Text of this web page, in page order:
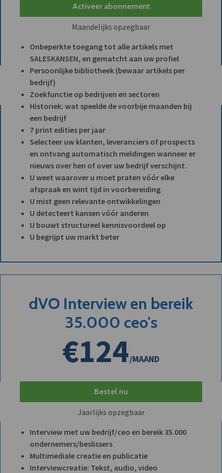
Activeer abonnement
Maandelijks opzegbaar
Onbeperkte toegang tot alle artikels met
SALESKANSEN, en gematcht aan uw profiel
Persoonlijke bibliotheek (bewaar artikels per
bedrijf)
Zoekfunctie op bedrijven en sectoren
Historiek: wat speelde de voorbije maanden bij
een bedrijf
7 print edities per jaar
Selecteer uw klanten, leveranciers of prospects
en ontvang automatisch meldingen wanneer er
nieuws over hen of over uw bedrijf verschijnt.
U weet waarover u moet praten vóór elke
afspraak en wint tijd in voorbereiding
U mist geen relevante ontwikkelingen
U detecteert kansen vóór anderen
U bouwt structureel kennisvoordeel op
U begrijpt uw markt beter
dVO Interview en bereik
35.000 ceo's
€124/MAAND
Bestel nu
Jaarlijks opzegbaar
Interview met uw bedrijf/ceo en bereik 35.000
ondernemers/beslissers
Multimediale creatie en publicatie
Interviewcreatie: Tekst, audio, video